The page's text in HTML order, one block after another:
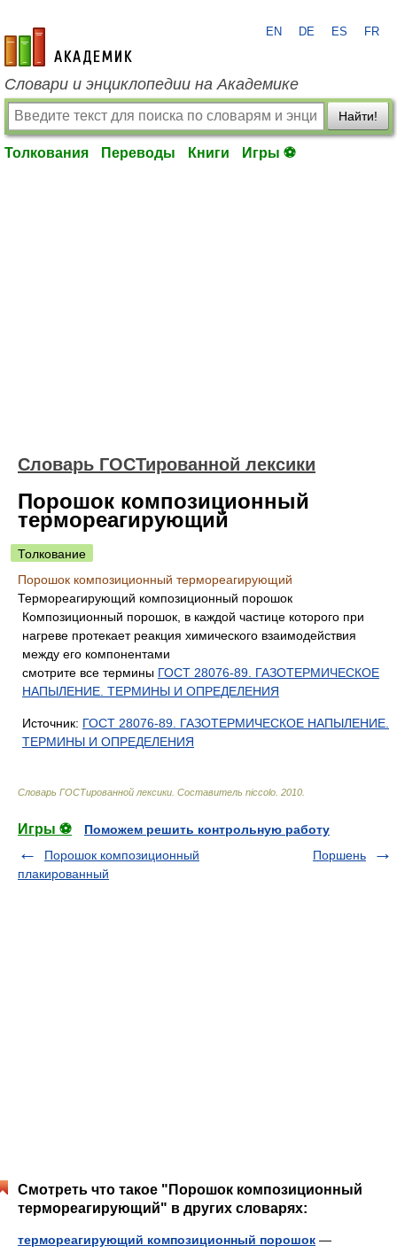
academic.ru
EN DE ES FR
Словари и энциклопедии на Академике
Найти!
Толкования Переводы Книги Игры ⚽
Словарь ГОСТированной лексики
Порошок композиционный
термореагирующий
Толкование
Порошок композиционный термореагирующий
Термореагирующий композиционный порошок
Композиционный порошок, в каждой частице которого при
нагреве протекает реакция химического взаимодействия
между его компонентами
смотрите все термины ГОСТ 28076-89. ГАЗОТЕРМИЧЕСКОЕ
НАПЫЛЕНИЕ. ТЕРМИНЫ И ОПРЕДЕЛЕНИЯ
Источник: ГОСТ 28076-89. ГАЗОТЕРМИЧЕСКОЕ НАПЫЛЕНИЕ.
ТЕРМИНЫ И ОПРЕДЕЛЕНИЯ
Словарь ГОСТированной лексики Составитель niccolo 2010
Игры ⚽
Поможем решить контрольную работу
Порошок композиционный
плакированный
Поршень
Смотреть что такое "Порошок композиционный
термореагирующий" в других словарях:
термореагирующий композиционный порошок —